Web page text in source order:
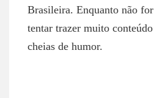
Brasileira. Enquanto não
tentar trazer muito
cheias de humor.